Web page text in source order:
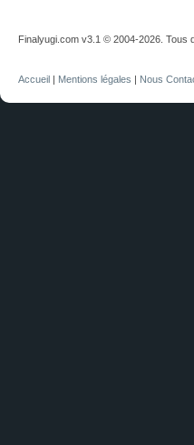
Finalyugi.com v3.1 © 2004-2026. Tous
Accueil | Mentions légales | Nous